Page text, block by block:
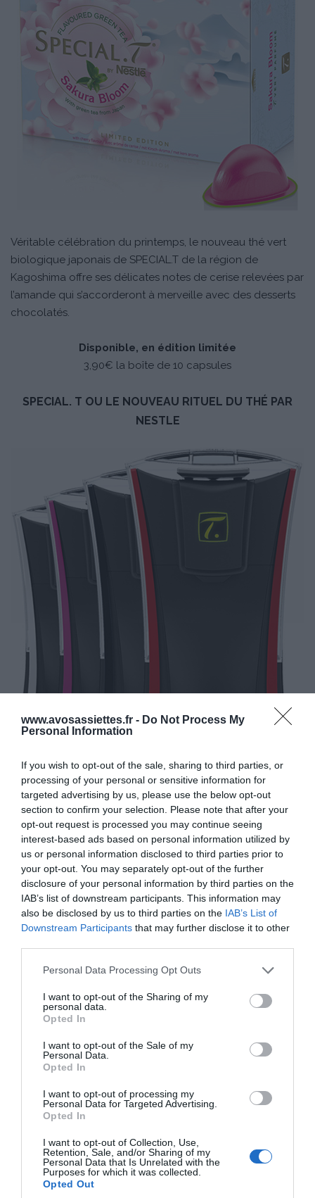
www.avosassiettes.fr - Do Not Process My
Personal Information
If you wish to opt-out of the sale, sharing to third parties, or
processing of your personal or sensitive information for
targeted advertising by us, please use the below opt-out
section to confirm your selection. Please note that after your
opt-out request is processed you may continue seeing
interest-based ads based on personal information utilized by
us or personal information disclosed to third parties prior to
your opt-out. You may separately opt-out of the further
disclosure of your personal information by third parties on the
IAB’s list of downstream participants. This information may
also be disclosed by us to third parties on the IAB’s List of
Downstream Participants that may further disclose it to other
Please note that this website/app uses one or more Google
not limited to your visit or usage behaviour. You may click to
grant or deny consent to Google and its third-party tags to
use your data for below specified purposes in below Google
consent section.
Personal Data Processing Opt Outs
I want to opt-out of the Sharing of my
personal data.
Opted In
I want to opt-out of the Sale of my
Personal Data.
Opted In
I want to opt-out of processing my
Personal Data for Targeted Advertising.
Opted In
I want to opt-out of Collection, Use,
Retention, Sale, and/or Sharing of my
Personal Data that Is Unrelated with the
Purposes for which it was collected.
Opted Out
Véritable célébration du printemps, le nouveau thé vert
biologique japonais de SPECIAL.T de la région de
Kagoshima offre ses délicates notes de cerise relevées par
l’amande qui s’accorderont à merveille avec des desserts
chocolatés.
Disponible, en édition limitée
3,90€ la boîte de 10 capsules
SPECIAL. T OU LE NOUVEAU RITUEL DU THÉ PAR
NESTLE
UN THÉ PARFAIT EN UNE SIMPLE PRESSION SUR UN
BOUTON
UNE TECHNOLOGIE DE POINTE POUR UN THÉ PARFAIT…
Chaque type de thé (noir, vert, blanc, bleu ou infusion) est
infusé au degré et à la seconde près.
UNE EAU PURIFIÉE
Grâce au filtre intégré et étudié spécifiquement pour la
préparation du thé.
DES THÉS D’EXCEPTION ET DES INFUSIONS
sélectionnées.
…EN UN TEMPS ÉCLAIR
La précision côtoie l’efficacité avec un système de chauffe
UNE CAPSULE PROTECTRICE
Complètement hermétique, elle protège les feuilles